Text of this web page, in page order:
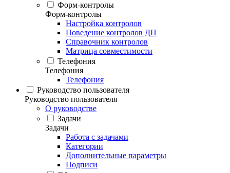
Форм-контролы
Форм-контролы
Настройка контролов
Поведение контролов ДП
Справочник контролов
Матрица совместимости
Телефония
Телефония
Телефония
Руководство пользователя
Руководство пользователя
О руководстве
Задачи
Задачи
Работа с задачами
Категории
Дополнительные параметры
Подписи